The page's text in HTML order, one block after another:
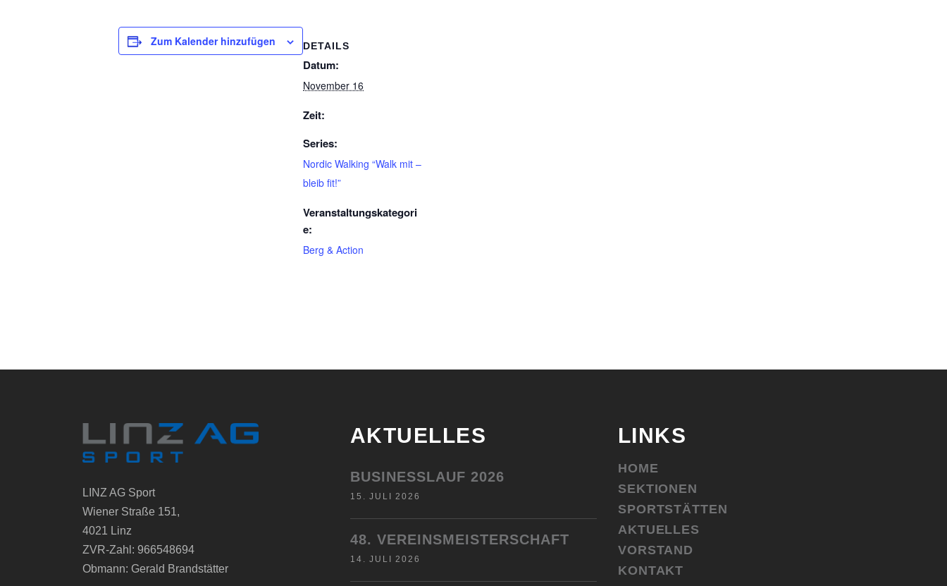
Zum Kalender hinzufügen DETAILS
Datum:
November 16
Zeit:
Series:
Nordic Walking “Walk mit –
bleib fit!”
Veranstaltungskategori
e:
Berg & Action
LINZ AG Sport
Wiener Straße 151,
4021 Linz
ZVR-Zahl: 966548694
Obmann: Gerald Brandstätter
AKTUELLES
BUSINESSLAUF 2026
15. JULI 2026
48. VEREINSMEISTERSCHAFT
14. JULI 2026
LINKS
HOME
SEKTIONEN
SPORTSTÄTTEN
AKTUELLES
VORSTAND
KONTAKT